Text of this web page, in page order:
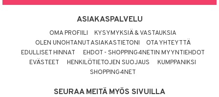
ASIAKASPALVELU
OMA PROFIILI
KYSYMYKSIÄ & VASTAUKSIA
OLEN UNOHTANUT ASIAKASTIETONI
OTA YHTEYTTÄ
EDULLISET HINNAT
EHDOT - SHOPPING4NETIN MYYNTIEHDOT
EVÄSTEET
HENKILÖTIETOJEN SUOJAUS
KUMPPANIKSI
SHOPPING4NET
SEURAA MEITÄ MYÖS SIVUILLA